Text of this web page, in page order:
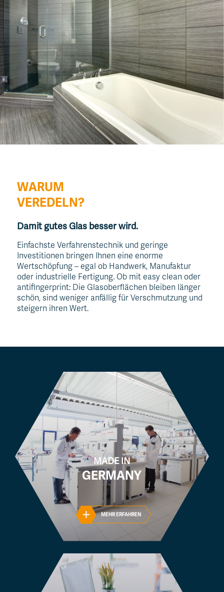
WARUM
VEREDELN?
Damit gutes Glas besser wird.
Einfachste Verfahrenstechnik und geringe
Investitionen bringen Ihnen eine enorme
Wertschöpfung – egal ob Handwerk, Manufaktur
oder industrielle Fertigung. Ob mit easy clean oder
antifingerprint: Die Glasoberflächen bleiben länger
schön, sind weniger anfällig für Verschmutzung und
steigern ihren Wert.
MADE IN
GERMANY
MEHR ERFAHREN